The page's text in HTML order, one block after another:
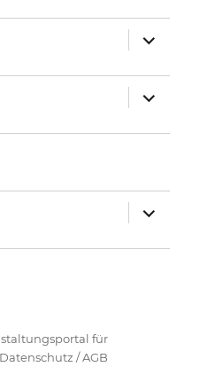
anzeigen
anzeigen
anzeigen
für
Datenschutz /AGB